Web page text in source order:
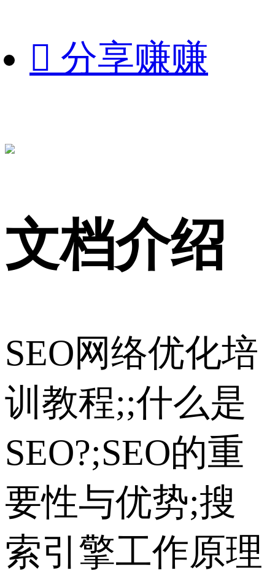
 分享赚赚
文档介绍
SEO网络优化培
训教程;;什么是
SEO?;SEO的重
要性与优势;搜
索引擎工作原理